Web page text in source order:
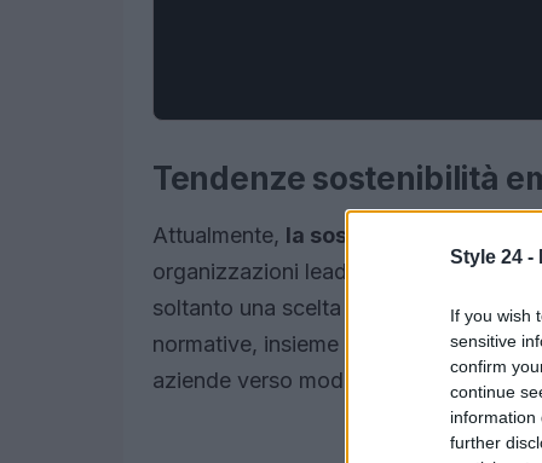
Style 24 -
If you wish
sensitive
confirm
continue
information
further
Tendenze sostenibilità
Attualmente, la sostenibilità
organizzazioni leader hanno
soltanto una scelta etica, ma si
normative, insieme alle crescenti
aziende verso modelli operativi